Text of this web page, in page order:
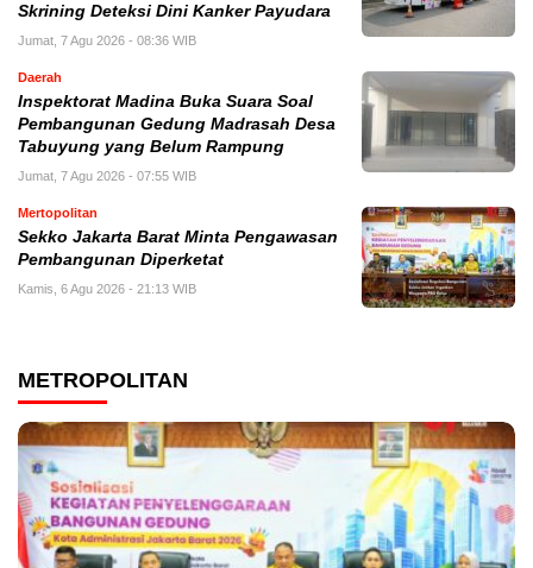
Skrining Deteksi Dini Kanker Payudara
Jumat, 7 Agu 2026 - 08:36 WIB
Daerah
Inspektorat Madina Buka Suara Soal
Pembangunan Gedung Madrasah Desa
Tabuyung yang Belum Rampung
Jumat, 7 Agu 2026 - 07:55 WIB
Mertopolitan
Sekko Jakarta Barat Minta Pengawasan
Pembangunan Diperketat
Kamis, 6 Agu 2026 - 21:13 WIB
METROPOLITAN